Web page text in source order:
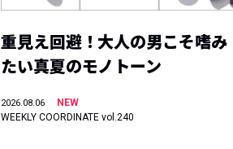
重見え回避！大人の男こそ嗜み
たい真夏のモノトーン
2026.08.06
NEW
WEEKLY COORDINATE vol.240